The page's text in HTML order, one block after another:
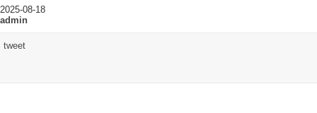
2025-08-18
admin
tweet